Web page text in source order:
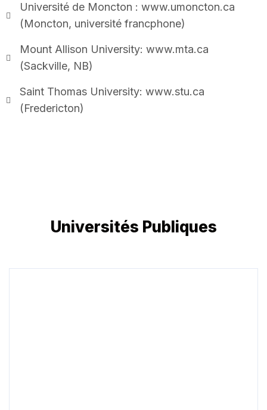
Université de Moncton : www.umoncton.ca
(Moncton, université francphone)
Mount Allison University: www.mta.ca
(Sackville, NB)
Saint Thomas University: www.stu.ca
(Fredericton)
Universités Publiques